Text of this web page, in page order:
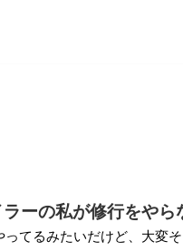
ラーの私が修行をや
てるみたいだけど、大変